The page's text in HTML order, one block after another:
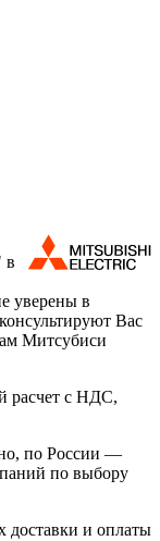
в
уверены в
Вас
Митсубиси
расчет с НДС,
по России —
по выбору
доставки и оплаты